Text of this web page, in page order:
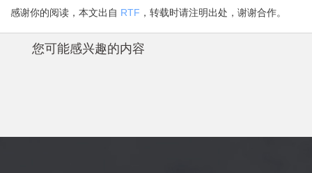
感谢你的阅读，本文出自 RTF ，转载时请注明出处，谢谢合作。
您可能感兴趣的内容